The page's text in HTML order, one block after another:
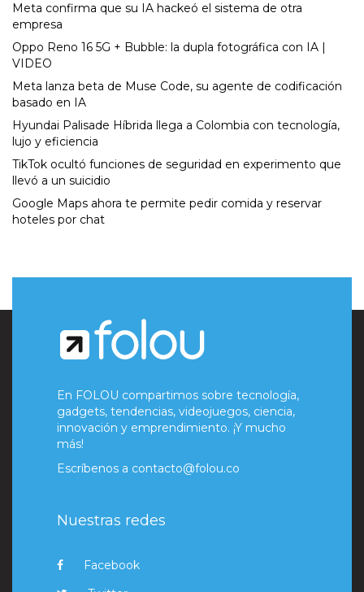
Meta confirma que su IA hackeó el sistema de otra
empresa
Oppo Reno 16 5G + Bubble: la dupla fotográfica con IA |
VIDEO
Meta lanza beta de Muse Code, su agente de codificación
basado en IA
Hyundai Palisade Híbrida llega a Colombia con tecnología,
lujo y eficiencia
TikTok ocultó funciones de seguridad en experimento que
llevó a un suicidio
Google Maps ahora te permite pedir comida y reservar
hoteles por chat
En FOLOU compartimos sobre tecnología,
gadgets, tendencias, videojuegos, ciencia,
innovación y emprendimiento. ¡Y mucho
más!
Escríbenos a contacto@folou.co
Nuestras redes
Facebook